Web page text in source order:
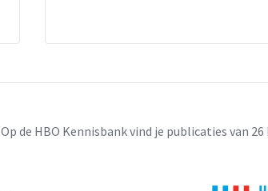
Op de HBO Kennisbank vind je publicaties van